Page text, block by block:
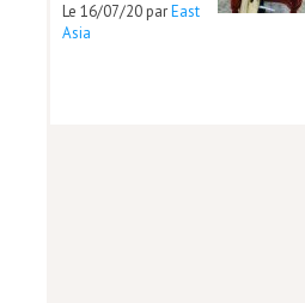
Le 16/07/20 parEast
Asia